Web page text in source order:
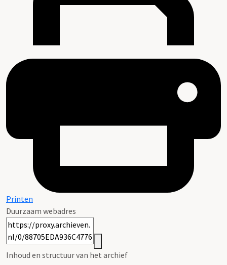
Printen
Duurzaam webadres
Inhoud en structuur van het archief